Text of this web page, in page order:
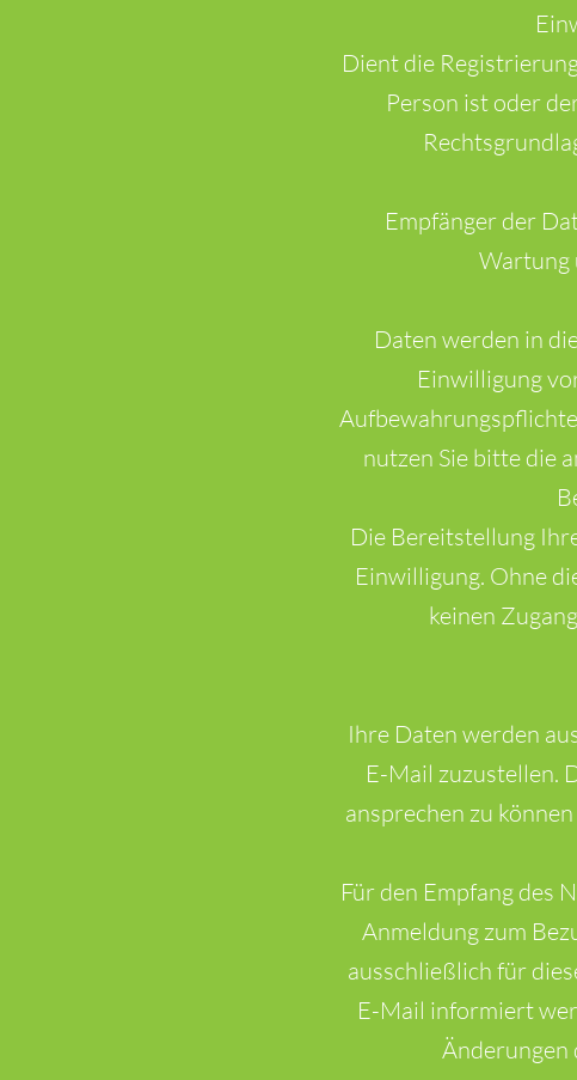
Dient die
Person ist oder
Empfänger der
Wartung
Daten werden in
Einwilligung
nutzen Sie bitte die
Die Bereitstellung
Einwilligung. Ohne
keinen
Ihre Daten werden
E-Mail zuzustellen.
ansprechen zu
Für den Empfang des
Anmeldung zum
ausschließlich für
E-Mail informiert
Änderungen